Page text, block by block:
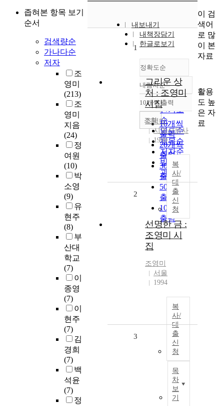
좁혀본 항목 보기
순서
검색량순
가나다순
저자
조
영미
(213)
조
영미
지음
(24)
정
여원
(10)
박
소영
(9)
유
현주
(8)
부
산대
학교
(7)
이
종영
(7)
이
현주
(7)
김
경희
(7)
백
석윤
(7)
정
내보내기
내책장담기
한글로보기
정확도순
정확도
순
인기도
순
연도순
제목순
저자순
발행기
관순
내림차순
내림차순
10개씩 출력
10개씩
출력
20개씩
출력
30개씩
출력
50개씩
출력
100개씩
출력
조회
1
그리운 상
처 : 조영미
시집
조영미
시와산문사
1999
복
사/
대
출
신
청
2
선명한 금 :
조영미 시
집
조영미
서울
1994
복
사/
대
출
신
청
목
차
보
기
3
이 검
색어
로 많
이 본
자료
활용
도 높
은 자
료